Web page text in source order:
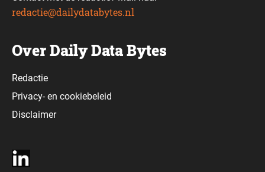
redactie@dailydatabytes.nl
Over Daily Data Bytes
Redactie
Privacy-en cookiebeleid
Disclaimer